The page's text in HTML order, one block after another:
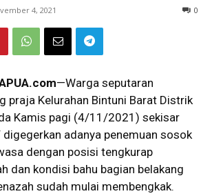
4, 2021 0
—Warga seputaran
praja Kelurahan Bintuni Barat Distrik
Kamis pagi (4/11/2021) sekisar
digegerkan adanya penemuan sosok
dengan posisi tengkurap
dan kondisi bahu bagian belakang
sudah mulai membengkak.